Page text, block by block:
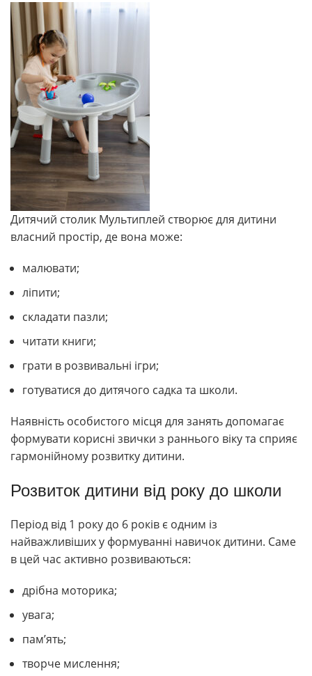
Дитячий столик Мультиплей створює для дитини
власний простір, де вона може:
малювати;
ліпити;
складати пазли;
читати книги;
грати в розвивальні ігри;
готуватися до дитячого садка та школи.
Наявність особистого місця для занять допомагає
формувати корисні звички з раннього віку та сприяє
гармонійному розвитку дитини.
Розвиток дитини від року до школи
Період від 1 року до 6 років є одним із
найважливіших у формуванні навичок дитини. Саме
в цей час активно розвиваються:
дрібна моторика;
увага;
пам’ять;
творче мислення;